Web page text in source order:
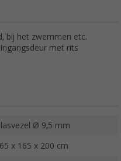
bij het zwemmen etc.
met rits
Ø 9,5 mm
x 165 x 200 cm